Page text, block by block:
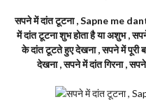
सपने में दांत टूटना , Sapne me
में दांत टूटना शुभ होता है या अशुभ ,
के दांत टूटते हुए देखना , सपने में पूरी
देखना , सपने में दांत गिरना ,